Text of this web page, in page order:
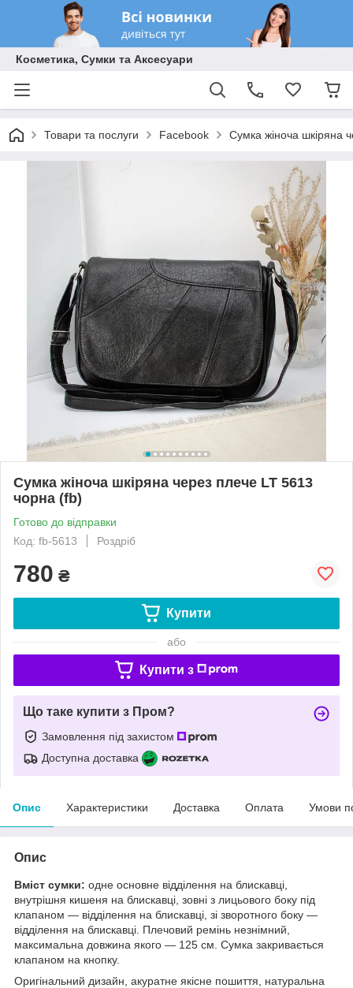
Косметика, Сумки та Аксесуари
Товари та послуги Facebook Сумка жіноча шкіряна
Сумка жіноча шкіряна через плече LT 5613
чорна (fb)
Готово до відправки
Код: fb-5613
Роздріб
780 ₴
Купити
або
Купити з
Що таке купити з Пром?
Замовлення під захистом
Доступна доставка
Опис Характеристики Доставка Оплата Умови
Опис
Вміст сумки: одне основне відділення на блискавці,
внутрішня кишеня на блискавці, зовні з лицьового боку під
клапаном — відділення на блискавці, зі зворотного боку —
відділення на блискавці. Плечовий ремінь незнімний,
максимальна довжина якого — 125 см. Сумка закривається
клапаном на кнопку.
Оригінальний дизайн, акуратне якісне пошиття, натуральна